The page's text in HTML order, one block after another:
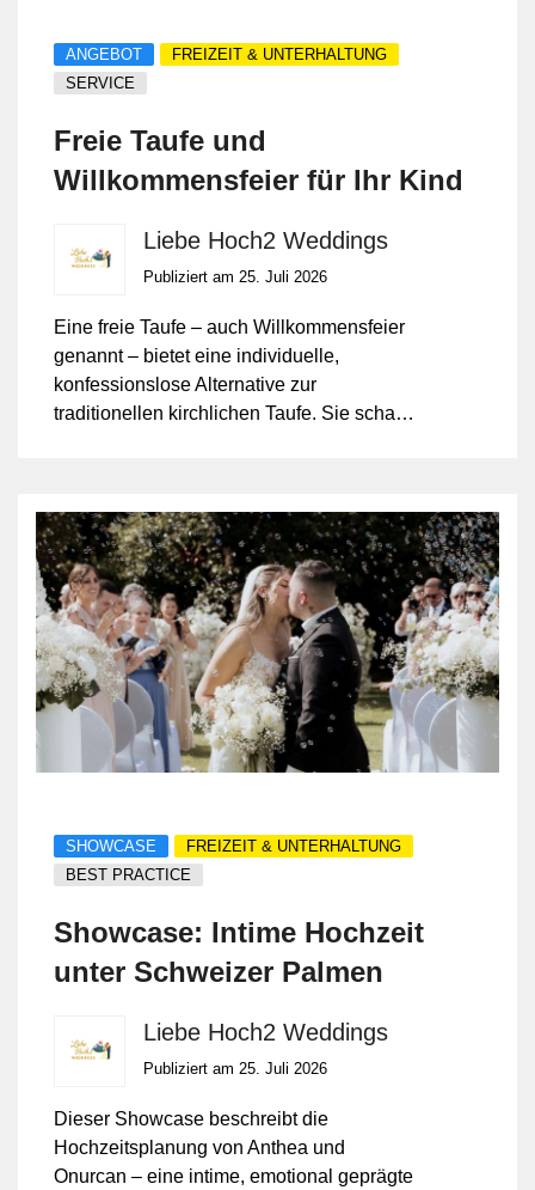
ANGEBOT
FREIZEIT & UNTERHALTUNG
SERVICE
Freie Taufe und
Willkommensfeier für Ihr Kind
Liebe Hoch2 Weddings
Publiziert am 25. Juli 2026
Eine freie Taufe – auch Willkommensfeier
genannt – bietet eine individuelle,
konfessionslose Alternative zur
traditionellen kirchlichen Taufe. Sie schafft
Menschen zu feiern.
SHOWCASE
FREIZEIT & UNTERHALTUNG
BEST PRACTICE
Showcase: Intime Hochzeit
unter Schweizer Palmen
Liebe Hoch2 Weddings
Publiziert am 25. Juli 2026
Dieser Showcase beschreibt die
Hochzeitsplanung von Anthea und
Onurcan – eine intime, emotional geprägte